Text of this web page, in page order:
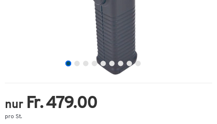
nur Fr. 479.00
pro St.